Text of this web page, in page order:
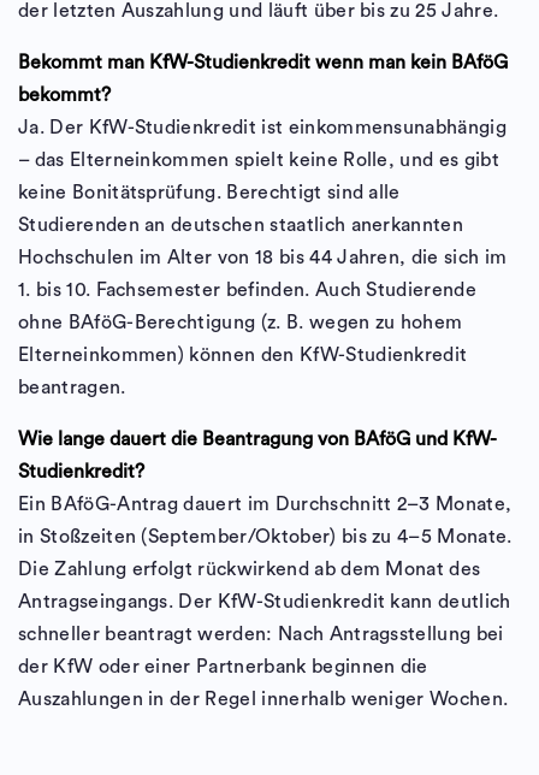
der letzten Auszahlung und läuft über bis zu 25 Jahre.
Bekommt man KfW-Studienkredit wenn man kein BAföG
bekommt?
Ja. Der KfW-Studienkredit ist einkommensunabhängig
– das Elterneinkommen spielt keine Rolle, und es gibt
keine Bonitätsprüfung. Berechtigt sind alle
Studierenden an deutschen staatlich anerkannten
Hochschulen im Alter von 18 bis 44 Jahren, die sich im
1. bis 10. Fachsemester befinden. Auch Studierende
ohne BAföG-Berechtigung (z. B. wegen zu hohem
Elterneinkommen) können den KfW-Studienkredit
beantragen.
Wie lange dauert die Beantragung von BAföG und KfW-
Studienkredit?
Ein BAföG-Antrag dauert im Durchschnitt 2–3 Monate,
in Stoßzeiten (September/Oktober) bis zu 4–5 Monate.
Die Zahlung erfolgt rückwirkend ab dem Monat des
Antragseingangs. Der KfW-Studienkredit kann deutlich
schneller beantragt werden: Nach Antragsstellung bei
der KfW oder einer Partnerbank beginnen die
Auszahlungen in der Regel innerhalb weniger Wochen.